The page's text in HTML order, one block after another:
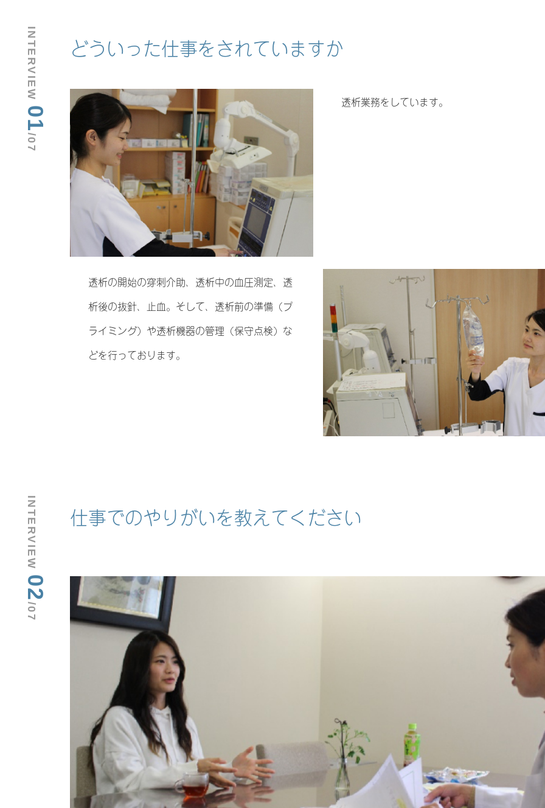
INTERVIEW
01
/07
どういった仕事をされていますか
透析業務をしています。
透析の開始の穿刺介助、透析中の血圧測定、透
析後の抜針、止血。そして、透析前の準備（プ
ライミング）や透析機器の管理（保守点検）な
どを行っております。
INTERVIEW
02
/07
仕事でのやりがいを教えてください